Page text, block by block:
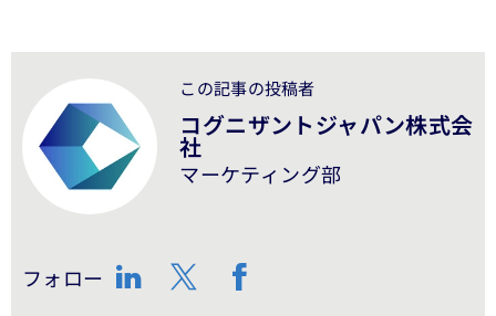
この記事の投稿者
コグニザントジャパン株式会
社
マーケティング部
フォロー